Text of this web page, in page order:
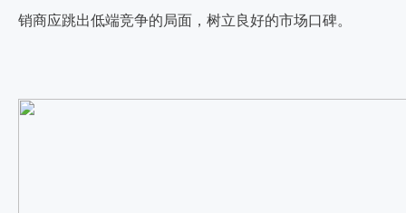
销商应跳出低端竞争的局面，树立良好的市场口碑。